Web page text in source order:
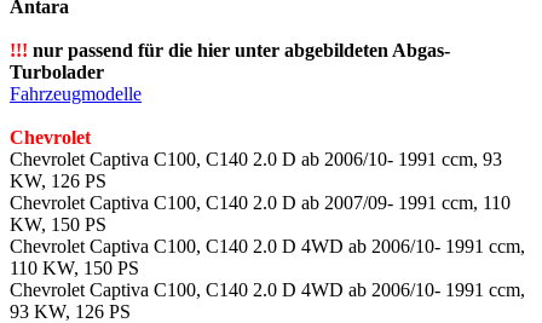
Antara
!!! nur passend für die hier unter abgebildeten Abgas-
Turbolader
Fahrzeugmodelle
Chevrolet
Chevrolet Captiva C100, C140 2.0 D ab 2006/10- 1991 ccm, 93
KW, 126 PS
Chevrolet Captiva C100, C140 2.0 D ab 2007/09- 1991 ccm, 110
KW, 150 PS
Chevrolet Captiva C100, C140 2.0 D 4WD ab 2006/10- 1991 ccm,
110 KW, 150 PS
Chevrolet Captiva C100, C140 2.0 D 4WD ab 2006/10- 1991 ccm,
93 KW, 126 PS